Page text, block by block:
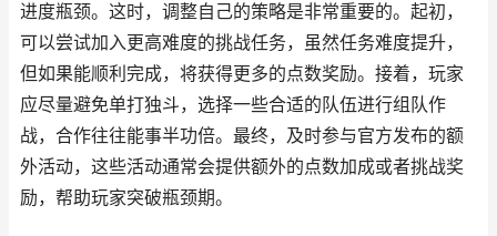
进度瓶颈。这时，调整自己的策略是非常重要的。起初，
可以尝试加入更高难度的挑战任务，虽然任务难度提升，
但如果能顺利完成，将获得更多的点数奖励。接着，玩家
应尽量避免单打独斗，选择一些合适的队伍进行组队作
战，合作往往能事半功倍。最终，及时参与官方发布的额
外活动，这些活动通常会提供额外的点数加成或者挑战奖
励，帮助玩家突破瓶颈期。